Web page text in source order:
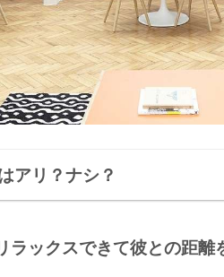
アリ？ナシ？
ラックスできて彼との距離